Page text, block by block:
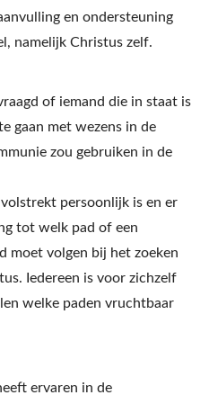
en ondersteuning
namelijk Christus zelf.
of iemand die in staat is
gaan met wezens in de
zou gebruiken in de
persoonlijk is en er
tot welk pad of een
moet volgen bij het zoeken
Iedereen is voor zichzelf
welke paden vruchtbaar
ervaren in de